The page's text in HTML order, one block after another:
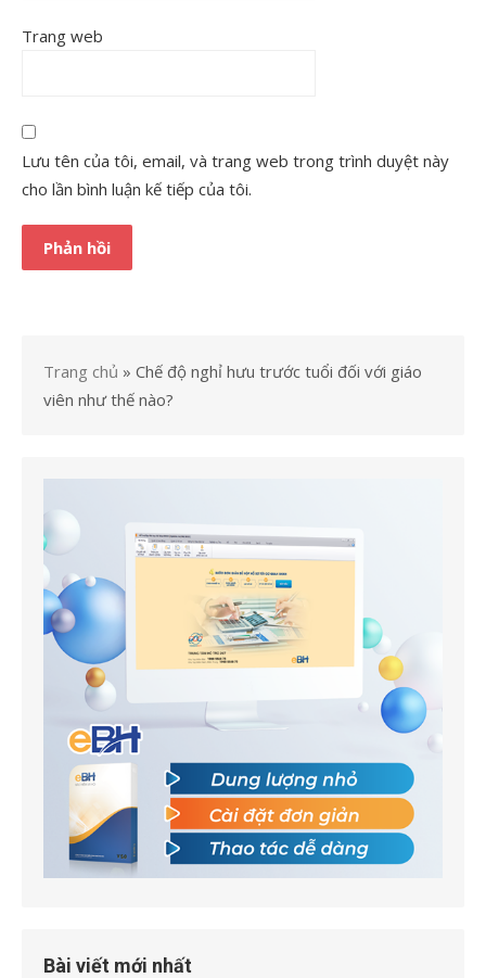
Trang web
Lưu tên của tôi, email, và trang web trong trình duyệt này
cho lần bình luận kế tiếp của tôi.
Trang chủ » Chế độ nghỉ hưu trước tuổi đối với giáo
viên như thế nào?
Bài viết mới nhất